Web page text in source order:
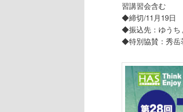
習講習会含む
◆締切/11月19日
◆振込先：ゆう
◆特別協賛：秀